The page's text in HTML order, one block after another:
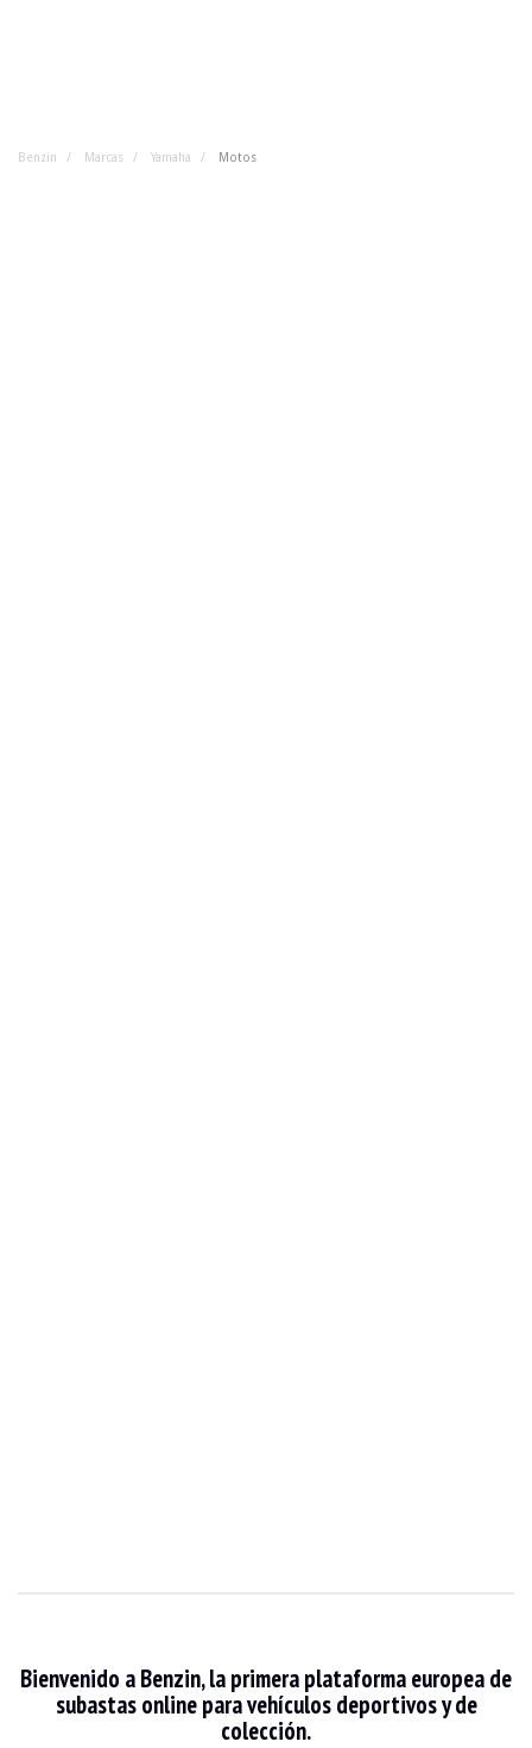
Benzin Marcas Yamaha Motos
Les motos Yamaha sont réputées pour leur combinaison de performances,
Descubra todos nuestros anuncios de Yamaha Motos en venta. Encuentra
Bienvenido a Benzin, la primera plataforma europea de
subastas online para vehículos deportivos y de
colección.